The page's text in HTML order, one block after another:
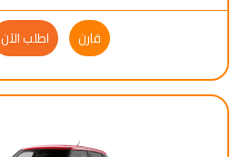
قارن اطلب الآن